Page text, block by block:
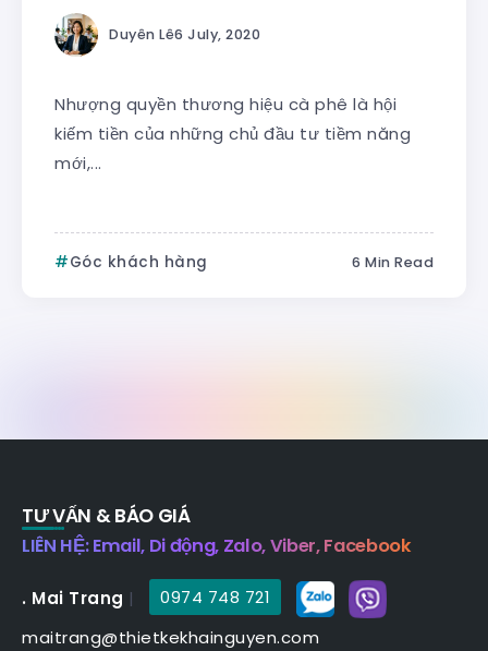
Duyên Lê6 July, 2020
Nhượng quyền thương hiệu cà phê là hội
kiếm tiền của những chủ đầu tư tiềm năng
mới,...
Góc khách hàng 6 Min Read
TƯ VẤN & BÁO GIÁ
LIÊN HỆ: Email, Di động, Zalo, Viber, Facebook
. Mai Trang |
0974 748 721
maitrang@thietkekhainguyen.com